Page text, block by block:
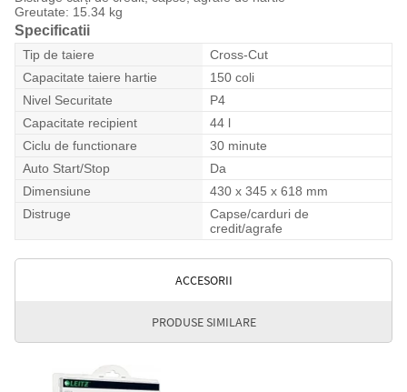
Greutate: 15.34 kg
Specificatii
Tip de taiere
Cross-Cut
Capacitate taiere hartie
150 coli
Nivel Securitate
P4
Capacitate recipient
44 l
Ciclu de functionare
30 minute
Auto Start/Stop
Da
Dimensiune
430 x 345 x 618 mm
Distruge
Capse/carduri de
credit/agrafe
ACCESORII
PRODUSE SIMILARE